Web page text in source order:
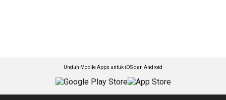
Unduh Mobile Apps untuk iOS dan Android